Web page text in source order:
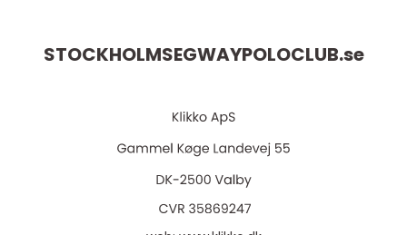
STOCKHOLMSEGWAYPOLOCLUB.se